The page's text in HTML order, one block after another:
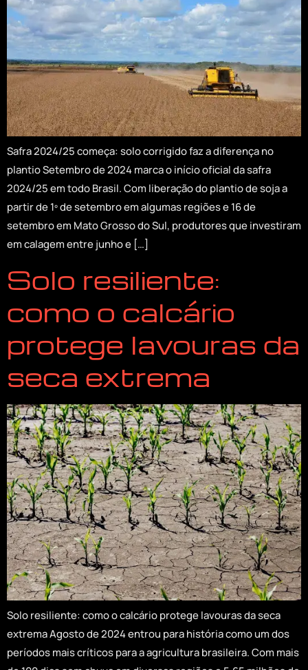
Safra 2024/25 começa: solo corrigido faz a diferença no
plantio Setembro de 2024 marca o início oficial da safra
2024/25 em todo Brasil. Com liberação do plantio de soja a
partir de 1º de setembro em algumas regiões e 16 de
setembro em Mato Grosso do Sul, produtores que investiram
em calagem entre junho e […]
Solo resiliente:
como o calcário
protege lavouras da
seca extrema
Solo resiliente: como o calcário protege lavouras da seca
extrema Agosto de 2024 entrou para história como um dos
períodos mais críticos para a agricultura brasileira. Com mais